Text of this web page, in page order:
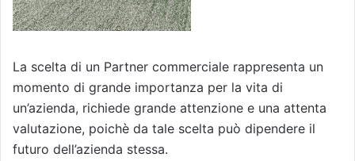
La scelta di un Partner commerciale rappresenta un
momento di grande importanza per la vita di
un’azienda, richiede grande attenzione e una attenta
valutazione, poichè da tale scelta può dipendere il
futuro dell’azienda stessa.